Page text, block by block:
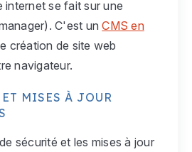
internet se fait sur une
C'est unCMS en
création de site web
navigateur.
MISES À JOUR
sécurité et les mises à jour